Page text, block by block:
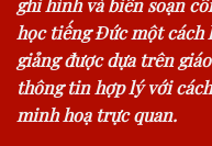
ghi hình và biên soạn
học tiếng Đức một cách
giảng được dựa trên
thông tin hợp lý với
minh hoạ trực quan.